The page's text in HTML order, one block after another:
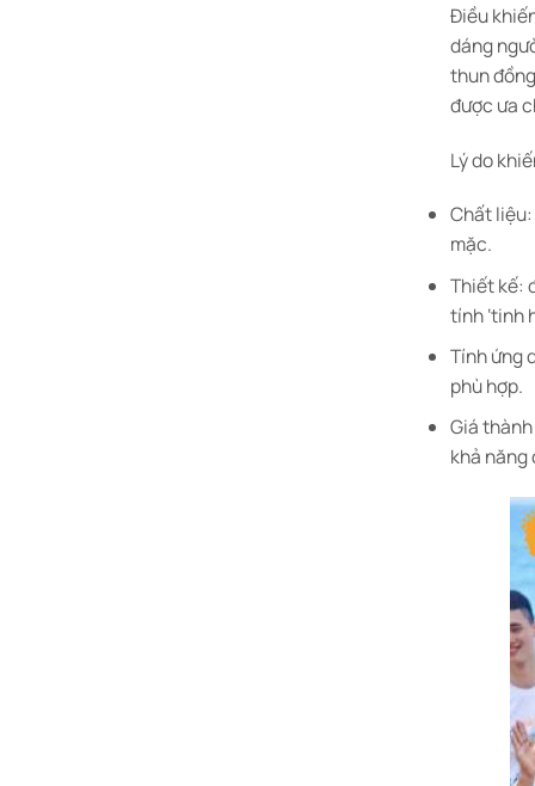
Điều
dáng
thun
được ưa
Lý do
Chất
mặc.
Thiết kế:
tính ‘tinh
Tính ứng
phù hợp.
Giá
khả năng